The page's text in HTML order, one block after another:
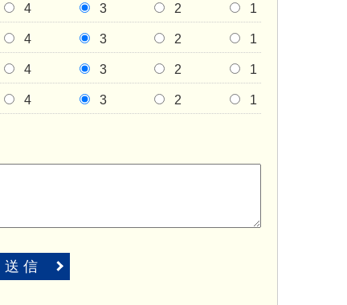
4 3 2 1
4 3 2 1
4 3 2 1
4 3 2 1
送 信